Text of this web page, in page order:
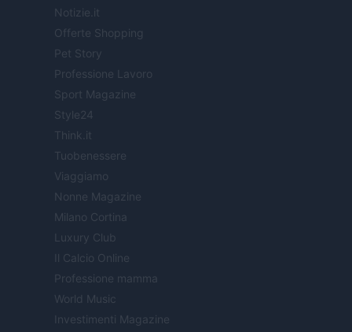
Notizie.it
Offerte Shopping
Pet Story
Professione Lavoro
Sport Magazine
Style24
Think.it
Tuobenessere
Viaggiamo
Nonne Magazine
Milano Cortina
Luxury Club
Il Calcio Online
Professione mamma
World Music
Investimenti Magazine